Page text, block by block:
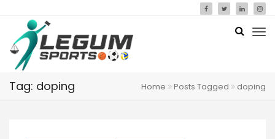
Tag: doping Home Posts Tagged doping